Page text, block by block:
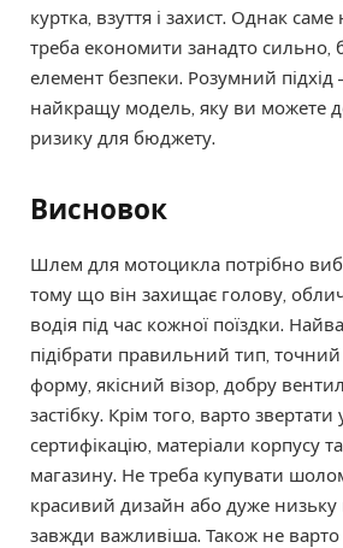
куртка, взуття і захист. Однак
треба економити занадто сильно,
елемент безпеки. Розумний підхід
найкращу модель, яку ви можете
ризику для бюджету.
Висновок
Шлем для мотоцикла потрібно
тому що він захищає голову,
водія під час кожної поїздки.
підібрати правильний тип,
форму, якісний візор, добру
застібку. Крім того, варто звертати
сертифікацію, матеріали корпусу
магазину. Не треба купувати
красивий дизайн або дуже низьку
завжди важливіша. Також не